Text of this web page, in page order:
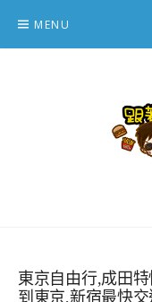
content
MENU
東京自由行,成田
到東京,新宿最快